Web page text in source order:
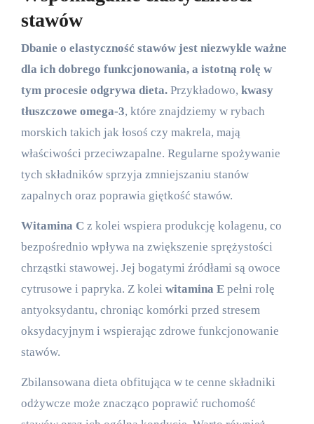
stawów
Dbanie o elastyczność stawów jest niezwykle ważne
dla ich dobrego funkcjonowania, a istotną rolę w
tym procesie odgrywa dieta.Przykładowo, kwasy
tłuszczowe omega-3, które znajdziemy w rybach
morskich takich jak łosoś czy makrela, mają
właściwości przeciwzapalne. Regularne spożywanie
tych składników sprzyja zmniejszaniu stanów
zapalnych oraz poprawia giętkość stawów.
Witamina C z kolei wspiera produkcję kolagenu, co
bezpośrednio wpływa na zwiększenie sprężystości
chrząstki stawowej. Jej bogatymi źródłami są owoce
cytrusowe i papryka. Z kolei witamina Epełni rolę
antyoksydantu, chroniąc komórki przed stresem
oksydacyjnym i wspierając zdrowe funkcjonowanie
stawów.
Zbilansowana dieta obfitująca w te cenne składniki
odżywcze może znacząco poprawić ruchomość